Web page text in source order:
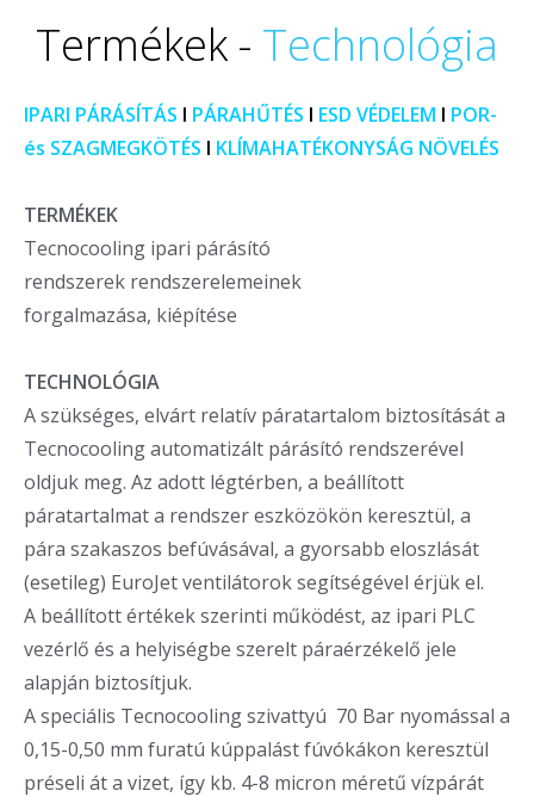
Termékek - Technológia
IPARI PÁRÁSÍTÁS I PÁRAHŰTÉS I ESD VÉDELEM I POR-
és SZAGMEGKÖTÉS I KLÍMAHATÉKONYSÁG NÖVELÉS
TERMÉKEK
Tecnocooling ipari párásító
rendszerek rendszerelemeinek
forgalmazása, kiépítése
TECHNOLÓGIA
A szükséges, elvárt relatív páratartalom biztosítását a
Tecnocooling automatizált párásító rendszerével
oldjuk meg. Az adott légtérben, a beállított
páratartalmat a rendszer eszközökön keresztül, a
pára szakaszos befúvásával, a gyorsabb eloszlását
(esetileg) EuroJet ventilátorok segítségével érjük el.
A beállított értékek szerinti működést, az ipari PLC
vezérlő és a helyiségbe szerelt páraérzékelő jele
alapján biztosítjuk.
A speciális Tecnocoolingszivattyú 70 Bar nyomással a
0,15-0,50 mm furatú kúppalást fúvókákon keresztül
préseli át a vizet, így kb. 4-8 micron méretű vízpárát